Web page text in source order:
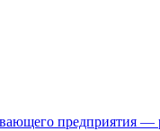
предприятия —